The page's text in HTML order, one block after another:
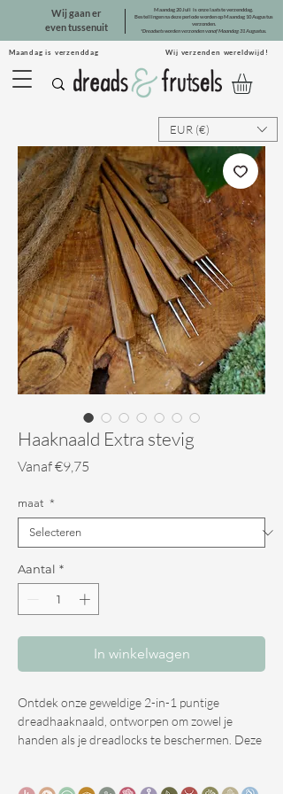
Maandag is verzenddag Wij verzenden wereldwijd!
Wij gaan er
even tussenuit
Maandag 20 Juli is onze laatste verzenddag.
Bestellingen na deze periode worden op Maandag 10 Augustus
verzonden.
*Dreadsets worden verzonden vanaf Maandag 31 Augustus.
EUR (€)
Haaknaald Extra stevig
Vanaf€9,75
maat *
Aantal *
In winkelwagen
Ontdek onze geweldige 2-in-1 puntige
dreadhaaknaald, ontworpen om zowel je
handen als je dreadlocks te beschermen. Deze